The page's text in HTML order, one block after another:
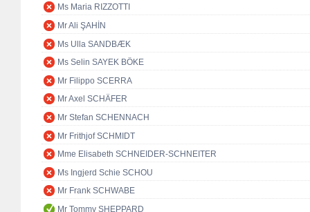
Ms Maria RIZZOTTI
Mr Ali ŞAHİN
Ms Ulla SANDBÆK
Ms Selin SAYEK BÖKE
Mr Filippo SCERRA
Mr Axel SCHÄFER
Mr Stefan SCHENNACH
Mr Frithjof SCHMIDT
Mme Elisabeth SCHNEIDER-SCHNEITER
Ms Ingjerd Schie SCHOU
Mr Frank SCHWABE
Mr Tommy SHEPPARD